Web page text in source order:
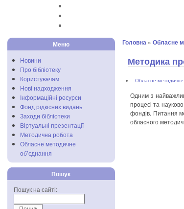
Меню
Новини
Про бібліотеку
Користувачам
Нові надходження
Інформаційні ресурси
Фонд рідкісних видань
Заходи бібліотеки
Віртуальні презентації
Методична робота
Обласне методичне
об’єднання
Пошук
Пошук на сайті:
Головна » Обласне
Методика
Обласне методичне
Одним з
процесі та
фондів. Питання
обласного